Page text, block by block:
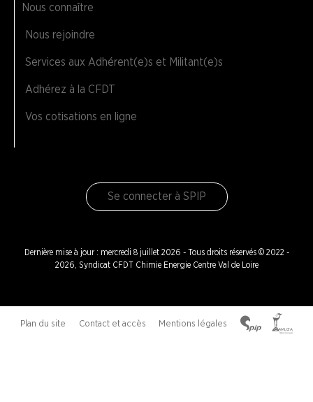
Nous connaître
Nous rejoindre
Services aux Adhérent(e)s et Militant(e)s
Adhérez à la CFDT
Vos cotisations en ligne
Se connecter à SPIP
Dernière mise à jour : mercredi 8 juillet 2026 - Tous droits réservés © 2022 -
2026, Syndicat CFDT Chimie Energie Centre Val de Loire
Plan du site Contact et accès Mentions légales